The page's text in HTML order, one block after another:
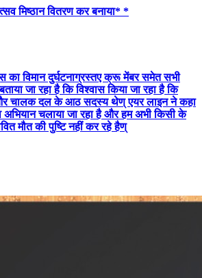
मिष्ठान वितरण कर बनाया* *
का विमान दुर्घटनाग्रस्तए क्रू मेंबर समेत सभी
जा रहा है कि विश्वास किया जा रहा है कि
चालक दल के आठ सदस्य थेण् एयर लाइन ने कहा
अभियान चलाया जा रहा है और हम अभी किसी के
मौत की पुष्टि नहीं कर रहे हैण्